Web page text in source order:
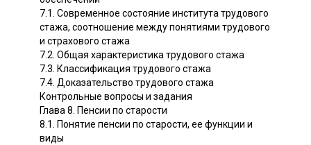
7.1. Современное состояние института трудового
стажа, соотношение между понятиями трудового
и страхового стажа
7.2. Общая характеристика трудового стажа
7.3. Классификация трудового стажа
7.4. Доказательство трудового стажа
Контрольные вопросы и задания
Глава 8. Пенсии по старости
8.1. Понятие пенсии по старости, ее функции и
виды